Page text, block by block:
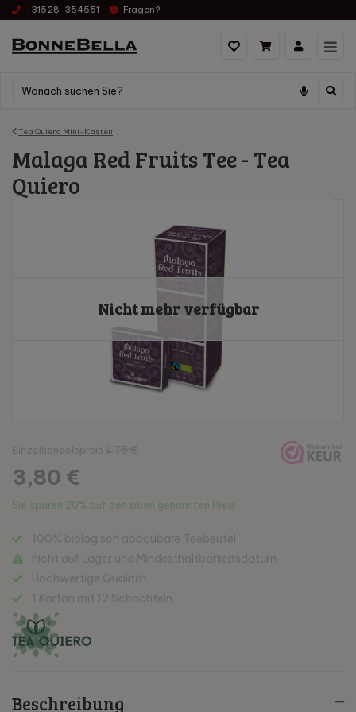
+31528-354551 Fragen?
Tea Quiero Mini-Kasten
Malaga Red Fruits Tee - Tea
Quiero
Nicht mehr verfügbar
3,80 €
Sie sparen 20% auf den oben genannten Preis
Beschreibung